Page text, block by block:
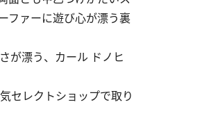
ファーに遊び心が漂う裏
が漂う、カール ドノヒ
セレクトショップで取り